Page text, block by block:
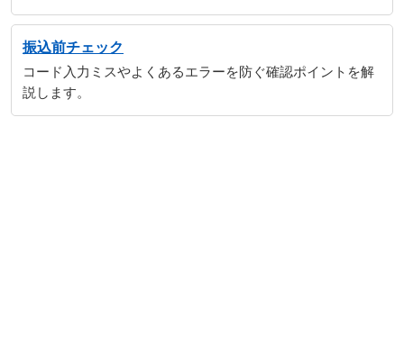
振込前チェック
コード入力ミスやよくあるエラーを防ぐ確認ポイントを解
説します。